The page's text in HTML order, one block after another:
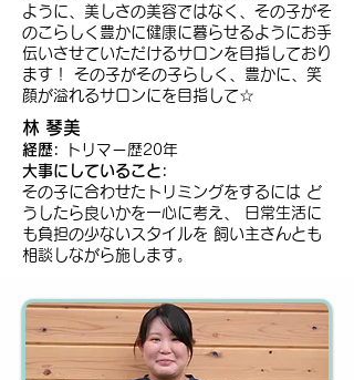
ように、美しさの美容ではなく、その子がそ
のこらしく豊かに健康に暮らせるようにお手
伝いさせていただけるサロンを目指しており
ます！ その子がその子らしく、豊かに、笑
顔が溢れるサロンにを目指して☆
林 琴美
経歴:
トリマー歴20年
大事にしていること:
その子に合わせたトリミングをするには ど
うしたら良いかを一心に考え、 日常生活に
も負担の少ないスタイルを 飼い主さんとも
相談しながら施します。